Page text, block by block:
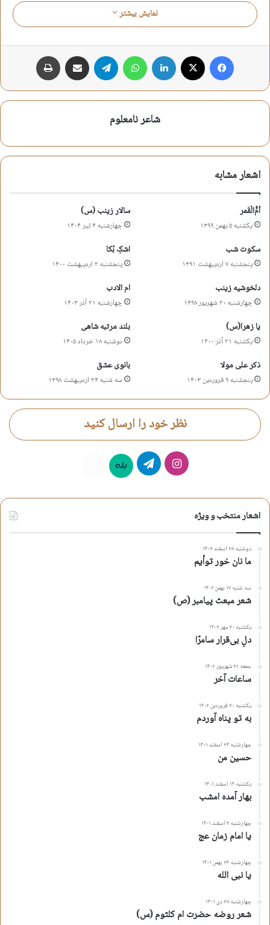
حس عاشقونه داره
یاد چارتا پسر این صحن
این شبستون که میبینم
حرم مادر دریاس
نذر عاشقای بی بی
شبای شنبه همینجاس
می‌شینم کنج ضریحش
دلم اروم شه دوباره
هر طرف یه روضه داره
بالای ضریح میبینم
یه ماه و چندتا ستاره
پایین پا یه علامت
با یه مشک پاره پاره
یاد آبروی سقا
که گرفت مشکو به دندون
یاد دستای بریده
یاد اون پیکر بی جون…
حمید ندیمی
حمید ندیمی
شعر شهادت امام هادی ع
شعر شهادت اهل بیت
شعر شهادت حضرت علی النقی ع
شعر شهادت حضرت هادی ع
کپی آدرس کوتاه
نمایش بیشتر
فیس بوک لینکدین تلگرام اشتراک گذاری از طریق ایمیل
شاعر نامعلوم
اشعار مشابه
اُم‌ُّالْقَمر
یکشنبه ۵ بهمن ۱۳۹۹
سالار زینب (س)
چهارشنبه ۴ تیر ۱۴۰۴
سکوت شب
پنجشنبه ۷ اردیبهشت ۱۳۹۱
اشکِ بُکا
پنجشنبه ۲ اردیبهشت ۱۴۰۰
دلخوشیه زینب
چهارشنبه ۲۰ شهریور ۱۳۹۸
ام الادب
چهارشنبه ۲۱ آذر ۱۴۰۳
یا زهرا(س)
یکشنبه ۲۱ آذر ۱۴۰۰
بلند مرتبه شاهی
دوشنبه ۱۸ خرداد ۱۴۰۵
ذکر علی مولا
پنجشنبه ۹ فروردین ۱۴۰۳
بانوی عشق
سه شنبه ۲۴ اردیبهشت ۱۳۹۸
نظر خود را ارسال کنید
اینستاگرامتلگرام بله
اشعار منتخب و ویژه
دوشنبه ۲۸ اسفند ۱۴۰۲
ما نان خور توأیم
سه شنبه ۱۷ بهمن ۱۴۰۲
شعر مبعث پیامبر (ص)
یکشنبه ۳۰ مهر ۱۴۰۲
دلِ بی‌قرار سامرّا
جمعه ۳۱ شهریور ۱۴۰۲
ساعات آخر
یکشنبه ۲۰ فروردین ۱۴۰۲
به تو پناه آوردم
چهارشنبه ۲۴ اسفند ۱۴۰۱
حسین من
یکشنبه ۱۴ اسفند ۱۴۰۱
بهار آمده امشب
چهارشنبه ۳ اسفند ۱۴۰۱
یا امام زمان عج
چهارشنبه ۲۶ بهمن ۱۴۰۱
یا نبی الله
چهارشنبه ۲۸ دی ۱۴۰۱
شعر روضه حضرت ام کلثوم (س)